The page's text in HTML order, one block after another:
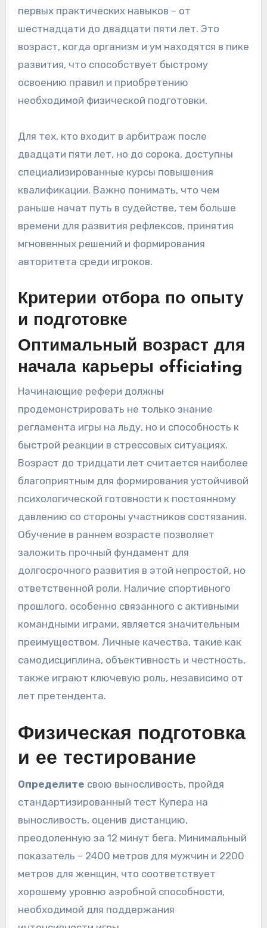
первых практических навыков – от
шестнадцати до двадцати пяти лет. Это
возраст, когда организм и ум находятся в пике
развития, что способствует быстрому
освоению правил и приобретению
необходимой физической подготовки.
Для тех, кто входит в арбитраж после
двадцати пяти лет, но до сорока, доступны
специализированные курсы повышения
квалификации. Важно понимать, что чем
раньше начат путь в судействе, тем больше
времени для развития рефлексов, принятия
мгновенных решений и формирования
авторитета среди игроков.
Критерии отбора по опыту
и подготовке
Оптимальный возраст для
начала карьеры officiating
Начинающие рефери должны
продемонстрировать не только знание
регламента игры на льду, но и способность к
быстрой реакции в стрессовых ситуациях.
Возраст до тридцати лет считается наиболее
благоприятным для формирования устойчивой
психологической готовности к постоянному
давлению со стороны участников состязания.
Обучение в раннем возрасте позволяет
заложить прочный фундамент для
долгосрочного развития в этой непростой, но
ответственной роли. Наличие спортивного
прошлого, особенно связанного с активными
командными играми, является значительным
преимуществом. Личные качества, такие как
самодисциплина, объективность и честность,
также играют ключевую роль, независимо от
лет претендента.
Физическая подготовка
и ее тестирование
Определите свою выносливость, пройдя
стандартизированный тест Купера на
выносливость, оценив дистанцию,
преодоленную за 12 минут бега. Минимальный
показатель – 2400 метров для мужчин и 2200
метров для женщин, что соответствует
хорошему уровню аэробной способности,
необходимой для поддержания